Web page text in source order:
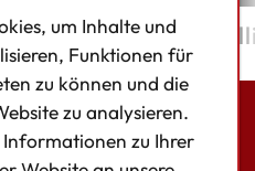
Die
um Inhalte und
Funktionen für
zu können und die
zu analysieren.
zu Ihrer